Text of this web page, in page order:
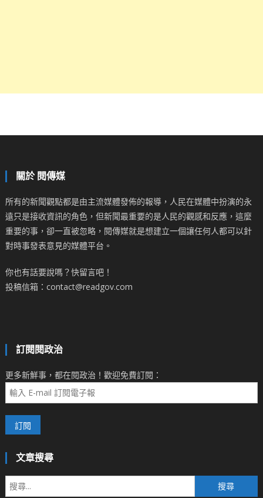
關於 閱傳媒
所有的新聞觀點都是由主流媒體發佈的報導，人民在媒體中扮演的永
遠只是接收資訊的角色，但新聞最重要的是人民的觀感和反應，這麼
重要的事，卻一直被忽略，閱傳媒就是想建立一個讓任何人都可以針
對時事發表意見的媒體平台。
你也有話要說嗎？快留言吧！
投稿信箱：contact@readgov.com
訂閱閱政治
更多新鮮事，都在閱政治！歡迎免費訂閱：
文章搜尋